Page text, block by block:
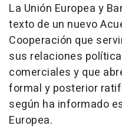
La Unión Europea y
texto de un nuevo
Cooperación que
sus relaciones
comerciales y que
formal y posterior
según ha informado
Europea.